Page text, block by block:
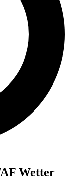
Wetter